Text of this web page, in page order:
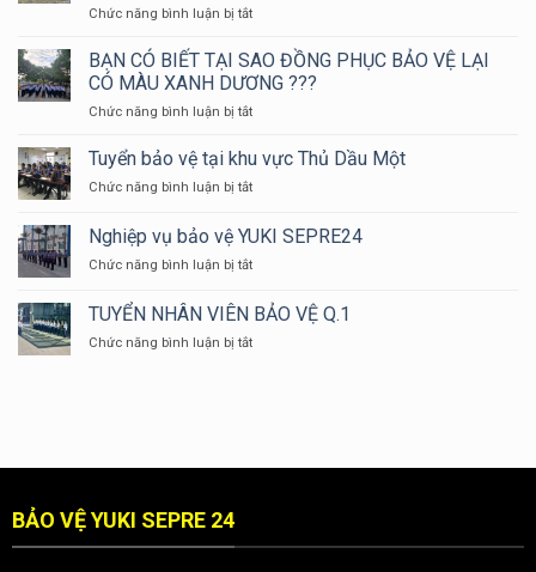
HỘ
LONG
THÀNH
NĂM
2024
TY
VỆ
LỪA
ĐẢO
Chức năng bình luận bị tắtở
TÁC
ĐÀO
TẠO
ĐỘI
NHÂN
BẢO
YUKI
BẠN CÓ BIẾT TẠI SAO ĐỒNG PHỤC BẢO VỆ LẠI
CÓ MÀU XANH DƯƠNG ???
Chức năng bình luận bị tắtở
CÓ
BIẾT
TẠI
ĐỒNG
BẢO
LẠI
Tuyển bảo vệ tại khu vực Thủ Dầu Một
Chức năng bình luận bị tắtở
bảo
vệ
tại
vực
Dầu
Nghiệp vụ bảo vệ YUKI SEPRE24
Chức năng bình luận bị tắtở
vụ
bảo
vệ
TUYỂN NHÂN VIÊN BẢO VỆ Q.1
Chức năng bình luận bị tắtở
BẢO VỆ YUKI SEPRE 24